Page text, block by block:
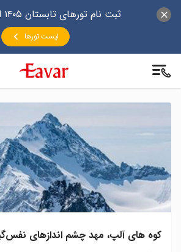
ثبت نام تورهای تابستان ۱۴۰۵ ایوار آغاز شد
لیست تورها
کوه‌ های آلپ، مهد چشم اندازهای